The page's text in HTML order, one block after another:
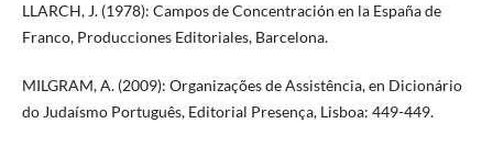
LLARCH, J. (1978): Campos de Concentración en la España de
Franco, Producciones Editoriales, Barcelona.
MILGRAM, A. (2009): Organizações de Assistência, en Dicionário
do Judaísmo Português, Editorial Presença, Lisboa: 449-449.